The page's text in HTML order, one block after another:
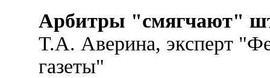
Арбитры "смягчают"
Т.А. Аверина, эксперт
газеты"